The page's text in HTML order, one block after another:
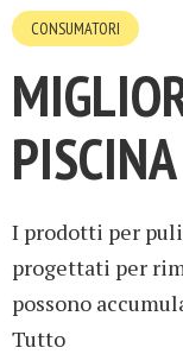
CONSUMATORI
I prodotti per
progettati per
possono
Tutto